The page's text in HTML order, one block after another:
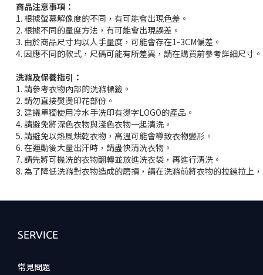
商品注意事項：
1. 根據螢幕解像度的不同，有可能會出現色差。
2. 根據不同的量度方法，有可能會出現誤差。
3. 由於商品尺寸均以人手量度，可能會存在1-3CM偏差。
4. 因應不同的款式，尺碼可能有所差異，請在購買前參考詳細尺寸。
洗滌及保養指引：
1. 請參考衣物內部的洗滌標籤。
2. 請勿直接熨燙印花部份。
3. 建議單獨使用冷水手洗印有燙字LOGO的產品。
4. 請避免將深色衣物與淺色衣物一起清洗。
5. 請避免以熱風烘乾衣物，高溫可能會導致衣物變形。
6. 在運動後大量出汗時，請盡快清洗衣物。
7. 請先將可機洗的衣物翻轉並放進洗衣袋，再進行清洗。
8. 為了降低洗滌對衣物造成的磨損，請在洗滌前將衣物的拉鍊拉上
SERVICE
常見問題